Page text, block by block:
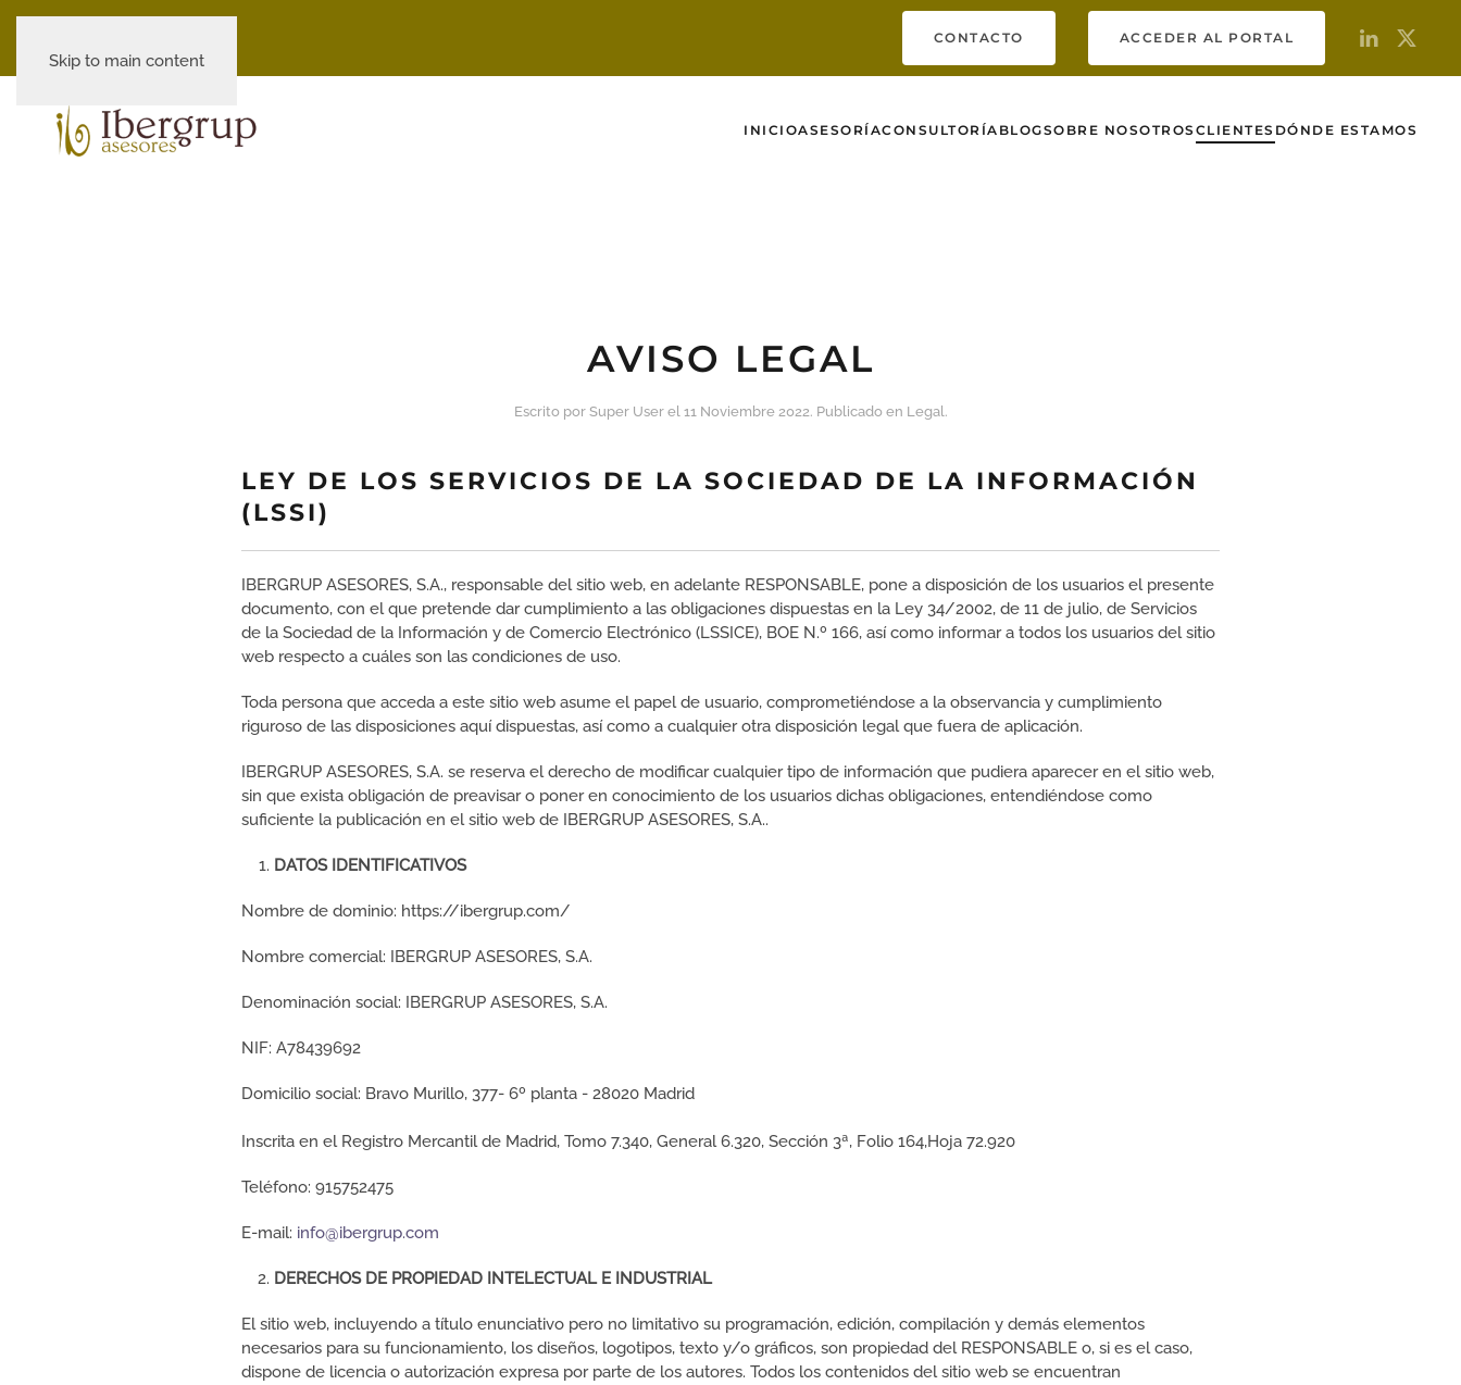
Skip to main content
CONTACTO ACCEDER AL PORTAL
INICIOASESORÍACONSULTORÍA BLOGSOBRE NOSOTROS CLIENTES DÓNDE ESTAMOS
AVISO LEGAL
Escrito por Super User el 11 Noviembre 2022. Publicado en Legal.
LEY DE LOS SERVICIOS DE LA SOCIEDAD DE LA INFORMACIÓN
(LSSI)
IBERGRUP ASESORES, S.A., responsable del sitio web, en adelante RESPONSABLE, pone a disposición de los usuarios el presente
documento, con el que pretende dar cumplimiento a las obligaciones dispuestas en la Ley 34/2002, de 11 de julio, de Servicios
de la Sociedad de la Información y de Comercio Electrónico (LSSICE), BOE N.º 166, así como informar a todos los usuarios del sitio
web respecto a cuáles son las condiciones de uso.
Toda persona que acceda a este sitio web asume el papel de usuario, comprometiéndose a la observancia y cumplimiento
riguroso de las disposiciones aquí dispuestas, así como a cualquier otra disposición legal que fuera de aplicación.
IBERGRUP ASESORES, S.A. se reserva el derecho de modificar cualquier tipo de información que pudiera aparecer en el sitio web,
sin que exista obligación de preavisar o poner en conocimiento de los usuarios dichas obligaciones, entendiéndose como
suficiente la publicación en el sitio web de IBERGRUP ASESORES, S.A..
DATOS IDENTIFICATIVOS
Nombre de dominio: https://ibergrup.com/
Nombre comercial: IBERGRUP ASESORES, S.A.
Denominación social: IBERGRUP ASESORES, S.A.
NIF: A78439692
Domicilio social: Bravo Murillo, 377- 6º planta - 28020 Madrid
Inscrita en el Registro Mercantil de Madrid, Tomo 7.340, General 6.320, Sección 3ª, Folio 164,Hoja 72.920
Teléfono: 915752475
E-mail: info@ibergrup.com
DERECHOS DE PROPIEDAD INTELECTUAL E INDUSTRIAL
El sitio web, incluyendo a título enunciativo pero no limitativo su programación, edición, compilación y demás elementos
necesarios para su funcionamiento, los diseños, logotipos, texto y/o gráficos, son propiedad del RESPONSABLE o, si es el caso,
dispone de licencia o autorización expresa por parte de los autores. Todos los contenidos del sitio web se encuentran